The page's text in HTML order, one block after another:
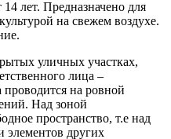
лет. Предназначено для
на свежем воздухе.
уличных участках,
лица –
проводится на ровной
Над зоной
пространство, т.е над
элементов других